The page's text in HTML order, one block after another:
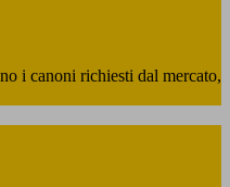
i canoni richiesti dal mercato,